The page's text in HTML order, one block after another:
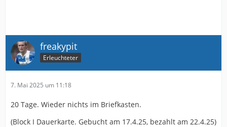
freakypit
Erleuchteter
7. Mai 2025 um 11:18
20 Tage. Wieder nichts im Briefkasten.
(Block I Dauerkarte. Gebucht am 17.4.25, bezahlt am 22.4.25)